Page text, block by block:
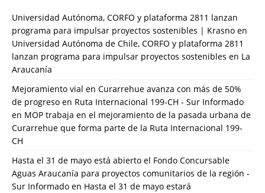
Universidad Autónoma, CORFO y plataforma 2811 lanzan
programa para impulsar proyectos sostenibles | Krasno en
Universidad Autónoma de Chile, CORFO y plataforma 2811
lanzan programa para impulsar proyectos sostenibles en La
Araucanía
Mejoramiento vial en Curarrehue avanza con más de 50%
de progreso en Ruta Internacional 199-CH - Sur Informado
en MOP trabaja en el mejoramiento de la pasada urbana de
Curarrehue que forma parte de la Ruta Internacional 199-
CH
Hasta el 31 de mayo está abierto el Fondo Concursable
Aguas Araucanía para proyectos comunitarios de la región -
Sur Informado en Hasta el 31 de mayo estará